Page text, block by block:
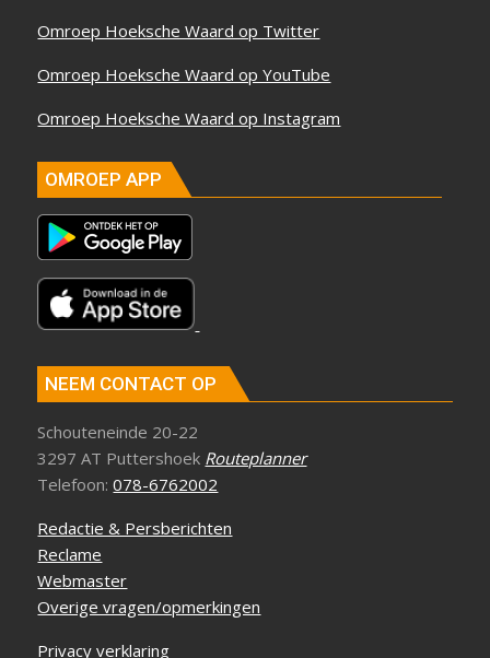
Omroep Hoeksche Waard op Twitter
Omroep Hoeksche Waard op YouTube
Omroep Hoeksche Waard op Instagram
OMROEP APP
NEEM CONTACT OP
Schouteneinde 20-22
3297 AT Puttershoek Routeplanner
Telefoon:078-6762002
Redactie & Persberichten
Reclame
Webmaster
Overige vragen/opmerkingen
Privacy verklaring